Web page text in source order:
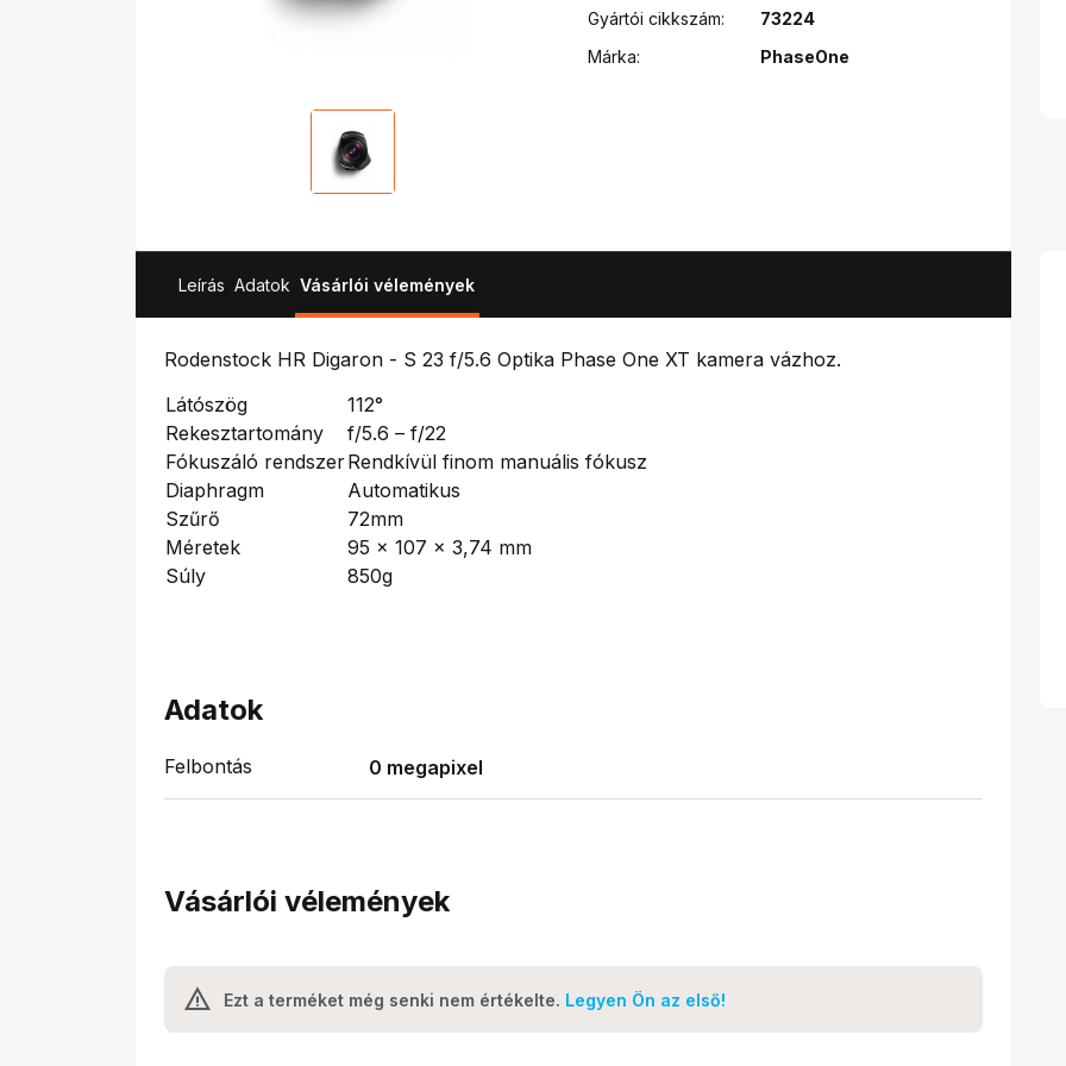
Gyártói cikkszám:
73224
Márka:
PhaseOne
Leírás Adatok Vásárlói vélemények
Rodenstock HR Digaron - S 23 f/5.6 Optika Phase One XT kamera vázhoz.
Látószög
112°
Rekesztartomány
f/5.6 – f/22
Fókuszáló rendszerRendkívül finom manuális fókusz
Diaphragm
Automatikus
Szűrő
72mm
Méretek
95 x 107 x 3,74 mm
Súly
850g
Adatok
Felbontás 0 megapixel
Vásárlói vélemények
Ezt a terméket még senki nem értékelte. Legyen Ön az első!